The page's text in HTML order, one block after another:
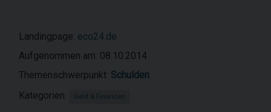
Landingpage: eco24.de
Aufgenommen am: 08.10.2014
Themenschwerpunkt: Schulden
Kategorien:
Geld & Finanzen